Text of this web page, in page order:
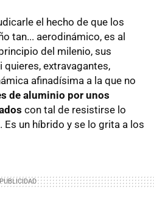
el hecho de que los
tan... aerodinámico, es al
del milenio, sus
extravagantes,
afinadísima a la que no
de aluminio por unos
con tal de resistirse lo
un híbrido y se lo grita a los